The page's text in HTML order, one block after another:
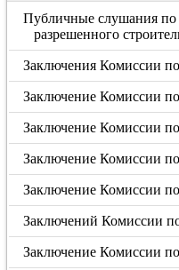
Публичные слушания по
разрешенного
Заключения Комиссии
Заключение Комиссии
Заключение Комиссии
Заключение Комиссии
Заключение Комиссии
Заключений Комиссии
Заключение Комиссии